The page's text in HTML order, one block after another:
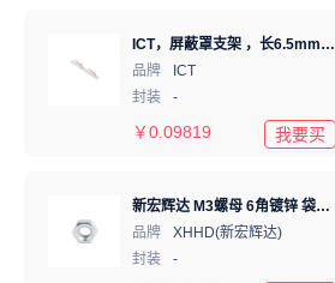
ICT，屏蔽罩支架 ，长6.5mm*高1.22mm，ICSRC6508-030SFR
品牌
ICT
封装
-
￥0.09819 我要买
新宏辉达 M3螺母 6角镀锌 袋装 hexagon nut M3
品牌
XHHD(新宏辉达)
封装
-